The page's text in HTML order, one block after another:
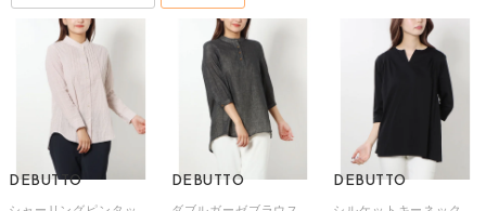
DEBUTTO DEBUTTO DEBUTTO